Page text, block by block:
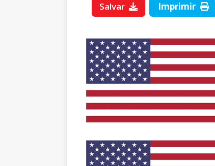
Salvar Imprimir